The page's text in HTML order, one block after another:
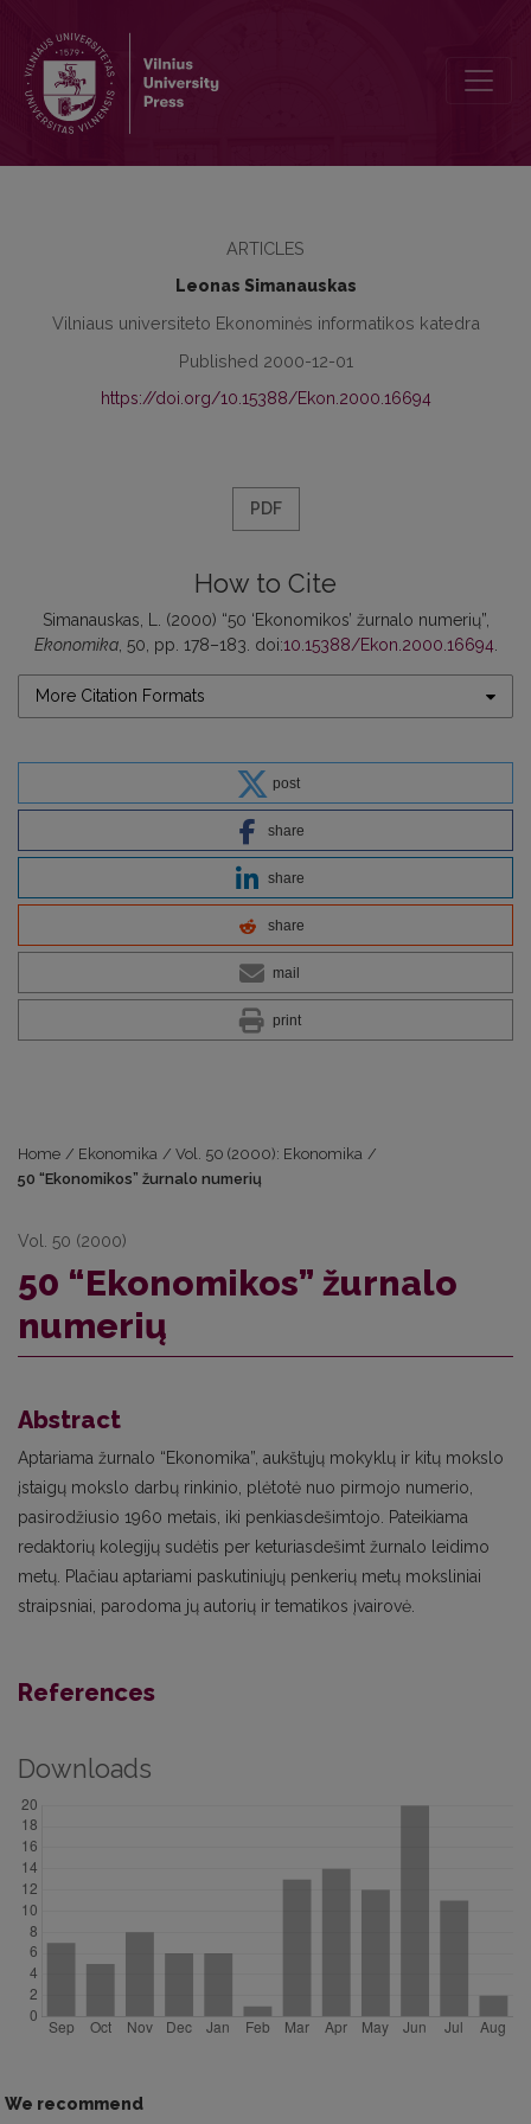
ARTICLES
Leonas Simanauskas
Vilniaus universiteto Ekonominės informatikos katedra
Published 2000-12-01
https://doi.org/10.15388/Ekon.2000.16694
PDF
How to Cite
Simanauskas, L. (2000) “50 ‘Ekonomikos’ žurnalo numerių”,
Ekonomika, 50, pp. 178–183. doi:10.15388/Ekon.2000.16694.
More Citation Formats
post
share
share
share
mail
print
Home / Ekonomika / Vol. 50 (2000): Ekonomika /
50 “Ekonomikos” žurnalo numerių
Vol. 50 (2000)
50 “Ekonomikos” žurnalo
numerių
Abstract
Aptariama žurnalo “Ekonomika”, aukštųjų mokyklų ir kitų mokslo
įstaigų mokslo darbų rinkinio, plėtotė nuo pirmojo numerio,
pasirodžiusio 1960 metais, iki penkiasdešimtojo. Pateikiama
redaktorių kolegijų sudėtis per keturiasdešimt žurnalo leidimo
metų. Plačiau aptariami paskutiniųjų penkerių metų moksliniai
straipsniai, parodoma jų autorių ir tematikos įvairovė.
References
Downloads
We recommend